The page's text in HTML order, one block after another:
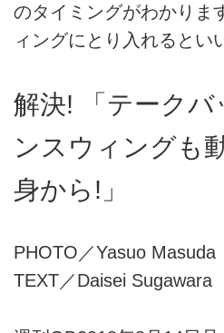
のタイミングがわかりま
ィングにとり入れるとい
解決! 「テークバ
ンスウィングも
身から!」
PHOTO／Yasuo Masuda
TEXT／Daisei Sugawara